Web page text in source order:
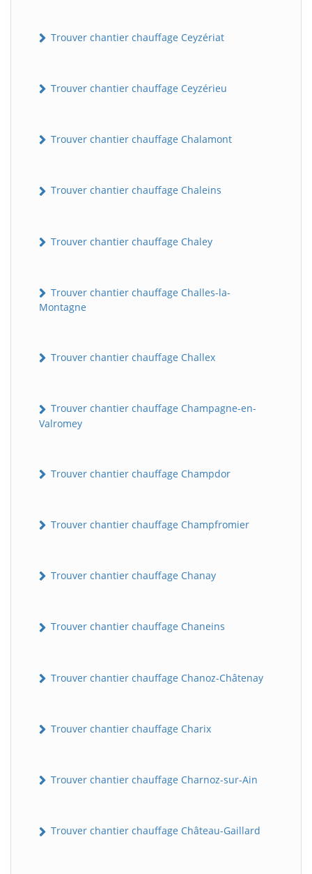
Trouver chantier chauffage Ceyzériat
Trouver chantier chauffage Ceyzérieu
Trouver chantier chauffage Chalamont
Trouver chantier chauffage Chaleins
Trouver chantier chauffage Chaley
Trouver chantier chauffage Challes-la-
Montagne
Trouver chantier chauffage Challex
Trouver chantier chauffage Champagne-en-
Valromey
Trouver chantier chauffage Champdor
Trouver chantier chauffage Champfromier
Trouver chantier chauffage Chanay
Trouver chantier chauffage Chaneins
Trouver chantier chauffage Chanoz-Châtenay
Trouver chantier chauffage Charix
Trouver chantier chauffage Charnoz-sur-Ain
Trouver chantier chauffage Château-Gaillard